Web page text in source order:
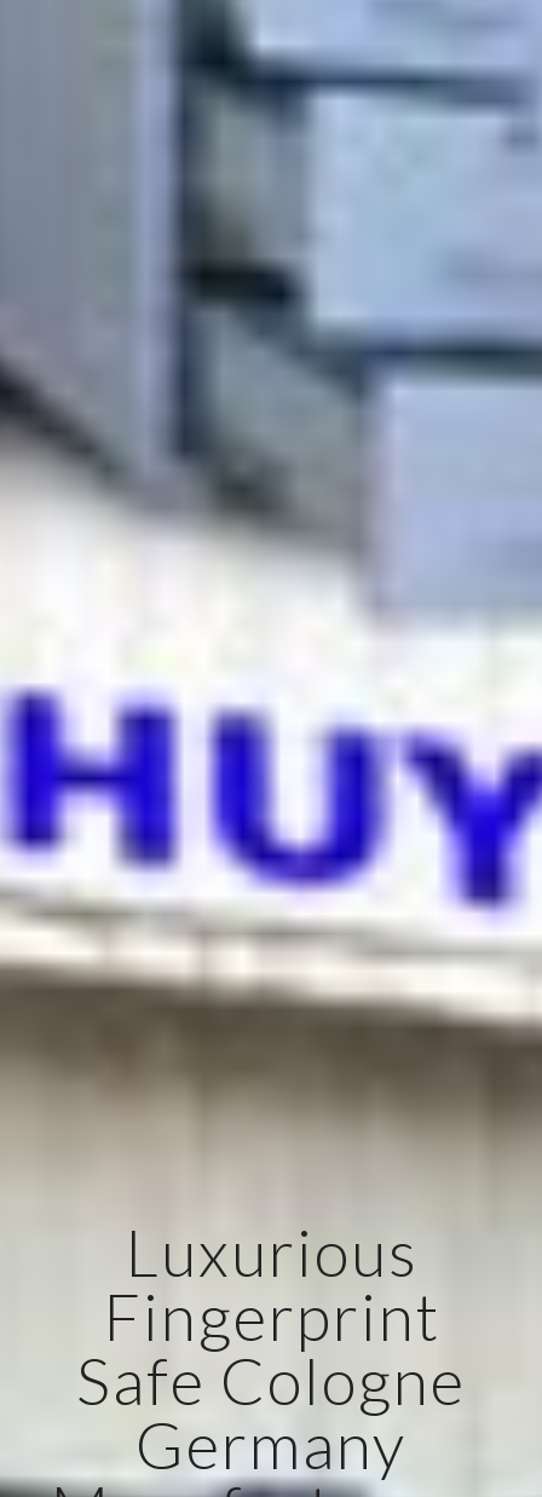
Luxurious
Fingerprint
Safe Cologne
Germany